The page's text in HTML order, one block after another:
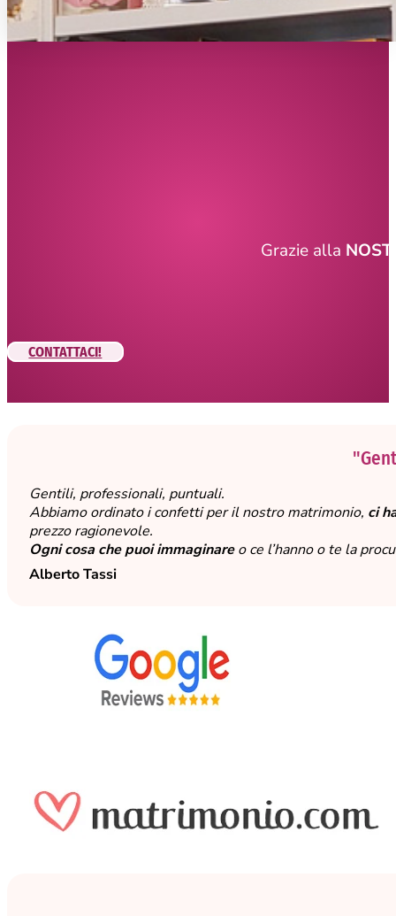
Grazie alla
CONTATTACI!
Gentili, professionali, puntuali.
Abbiamo ordinato i confetti per il nostro matrimonio, ci
prezzo ragionevole.
Ogni cosa che puoi immaginareo ce l’hanno o te la
Alberto Tassi